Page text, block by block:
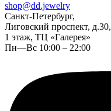
shop@dd.jewelry
Санкт-Петербург,
Лиговский проспект, д.30,
1 этаж, ТЦ «Галерея»
Пн—Вс 10:00 – 22:00